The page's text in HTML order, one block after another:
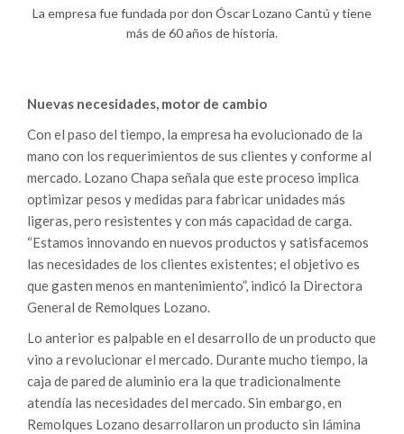
La empresa fue fundada por don Óscar Lozano Cantú y tiene
más de 60 años de historia.
Nuevas necesidades, motor de cambio
Con el paso del tiempo, la empresa ha evolucionado de la
mano con los requerimientos de sus clientes y conforme al
mercado. Lozano Chapa señala que este proceso implica
optimizar pesos y medidas para fabricar unidades más
ligeras, pero resistentes y con más capacidad de carga.
“Estamos innovando en nuevos productos y satisfacemos
las necesidades de los clientes existentes; el objetivo es
que gasten menos en mantenimiento”, indicó la Directora
General de Remolques Lozano.
Lo anterior es palpable en el desarrollo de un producto que
vino a revolucionar el mercado. Durante mucho tiempo, la
caja de pared de aluminio era la que tradicionalmente
atendía las necesidades del mercado. Sin embargo, en
Remolques Lozano desarrollaron un producto sin lámina